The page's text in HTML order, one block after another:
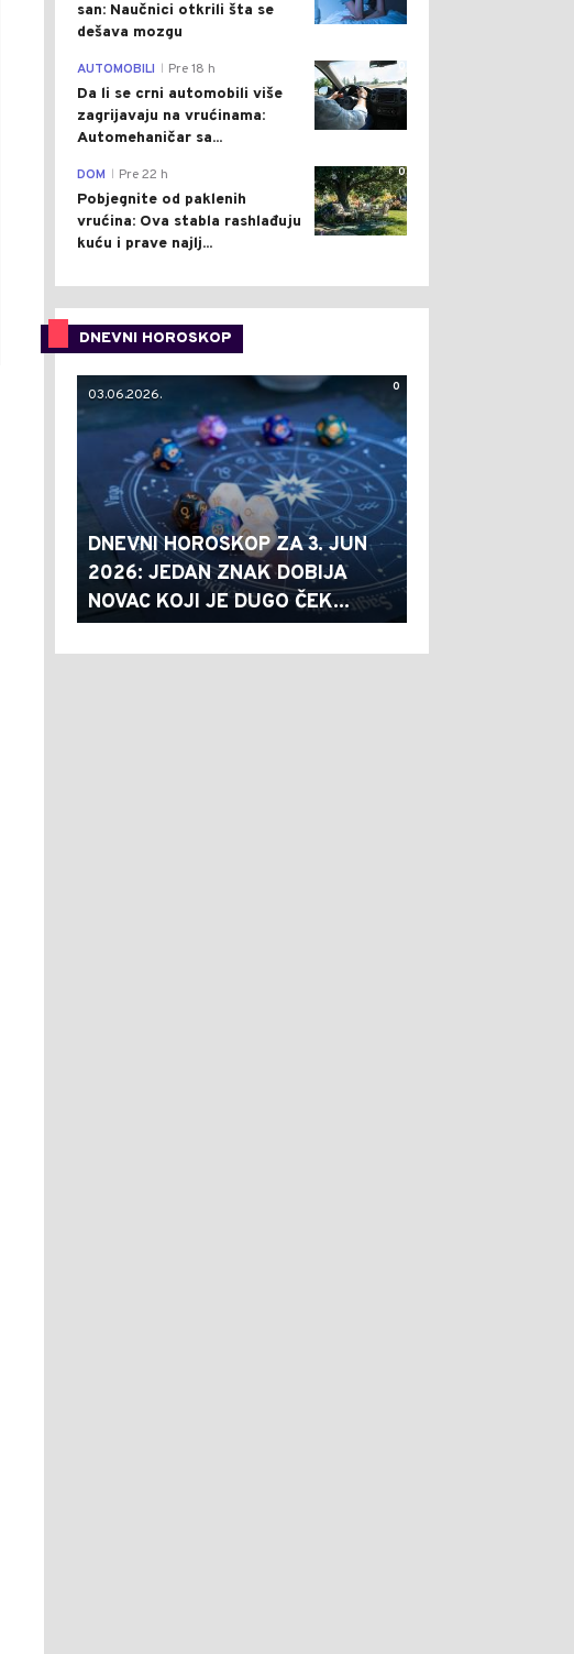
san: Naučnici otkrili šta se
dešava mozgu
0
AUTOMOBILI Pre 18 h
Da li se crni automobili više
zagrijavaju na vrućinama:
Automehaničar sa...
0
DOM Pre 22 h
Pobjegnite od paklenih
vrućina: Ova stabla rashlađuju
kuću i prave najlj...
DNEVNI HOROSKOP
0
03.06.2026.
DNEVNI HOROSKOP ZA 3. JUN
2026: JEDAN ZNAK DOBIJA
NOVAC KOJI JE DUGO ČEK...